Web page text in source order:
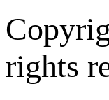
rights